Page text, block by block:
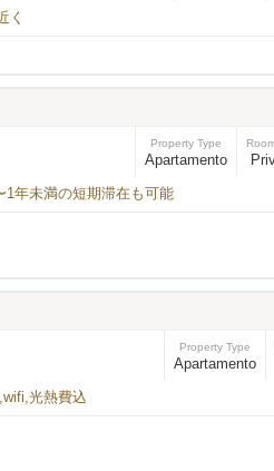
く
Property Type
Apartamento
年未満の短期滞在も可能
Property Type
Apartamento
光熱費込